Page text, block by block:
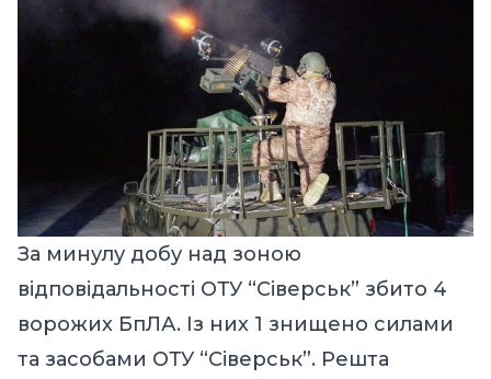
За минулу добу над зоною
відповідальності ОТУ “Сіверськ” збито 4
ворожих БпЛА. Із них 1 знищено силами
та засобами ОТУ “Сіверськ”. Решта